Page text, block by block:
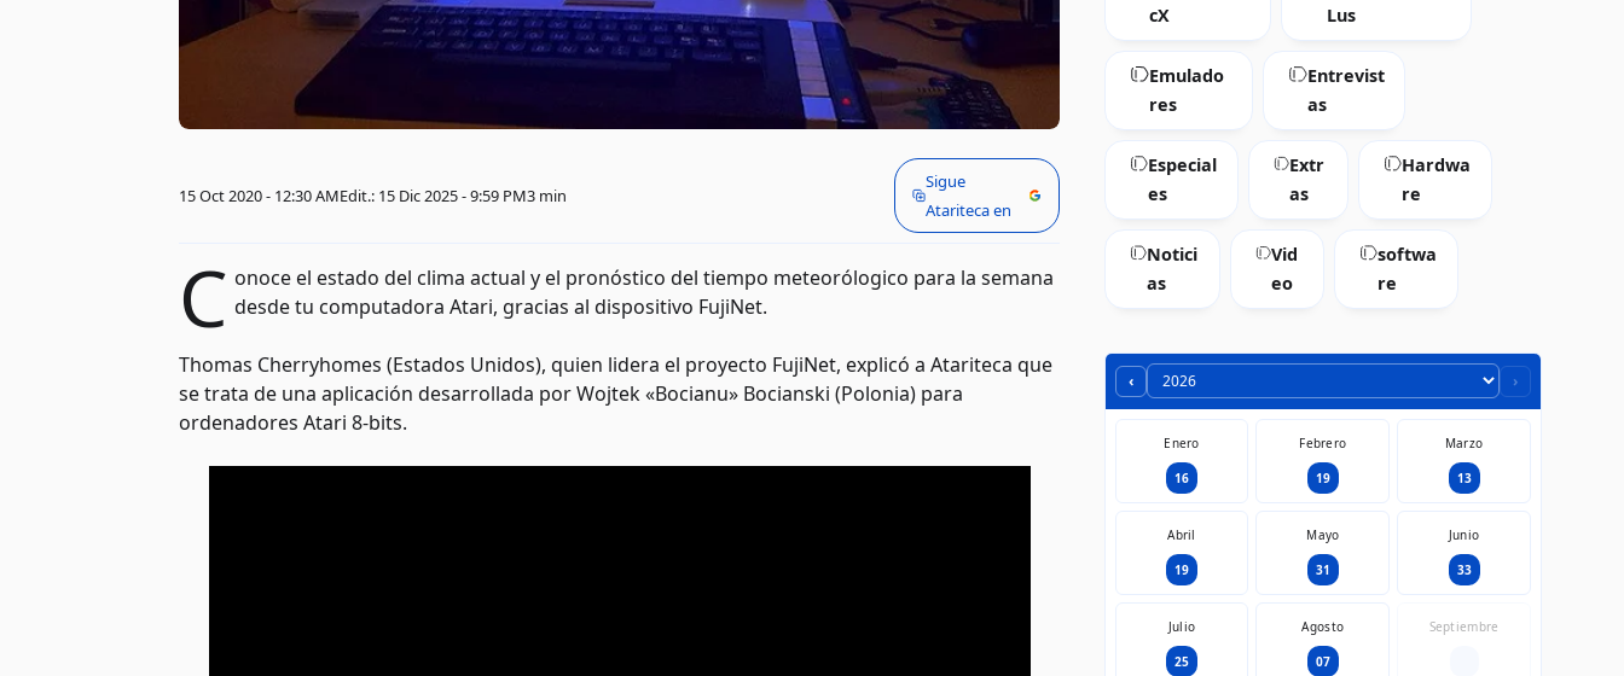
15 Oct 2020 - 12:30 AMEdit.: 15 Dic 2025 - 9:59 PM3 min
Sigue
Atariteca en
C onoce el estado del clima actual y el pronóstico del tiempo meteorólogico para la semana
desde tu computadora Atari, gracias al dispositivo FujiNet.
Thomas Cherryhomes (Estados Unidos), quien lidera el proyecto FujiNet, explicó a Atariteca que
se trata de una aplicación desarrollada por Wojtek «Bocianu» Bocianski (Polonia) para
ordenadores Atari 8-bits.
cX
Lus
Emulado
res
Entrevist
as
Especial
es
Extr
as
Hardwa
re
Notici
as
Vid
eo
softwa
re
‹ ›
Enero
16
Febrero
19
Marzo
13
Abril
19
Mayo
31
Junio
33
Julio
25
Agosto
07
Septiembre